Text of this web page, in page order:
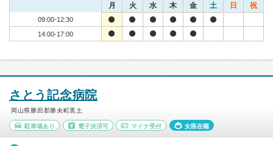
月 火 水 木 金 土 日 祝
09:00-12:30
14:00-17:00
さとう記念病院
岡山県勝田郡勝央町黒土
駐車場あり 電子決済可 マイナ受付 女医在籍